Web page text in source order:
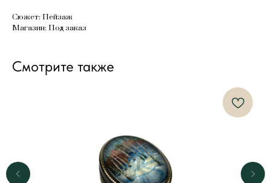
Сюжет: Пейзаж
Магазин: Под заказ
Смотрите также